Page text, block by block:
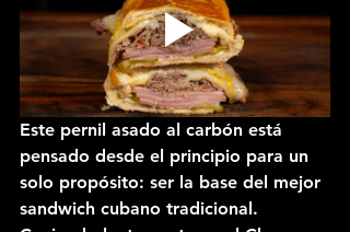
Este pernil asado al carbón está
pensado desde el principio para un
solo propósito: ser la base del mejor
sandwich cubano tradicional.